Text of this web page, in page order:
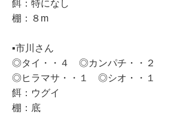
餌：特になし
棚：８m
▪️市川さん
◎タイ・・４ ◎カンパチ・・２
◎ヒラマサ・・１ ◎シオ・・１
餌：ウグイ
棚：底